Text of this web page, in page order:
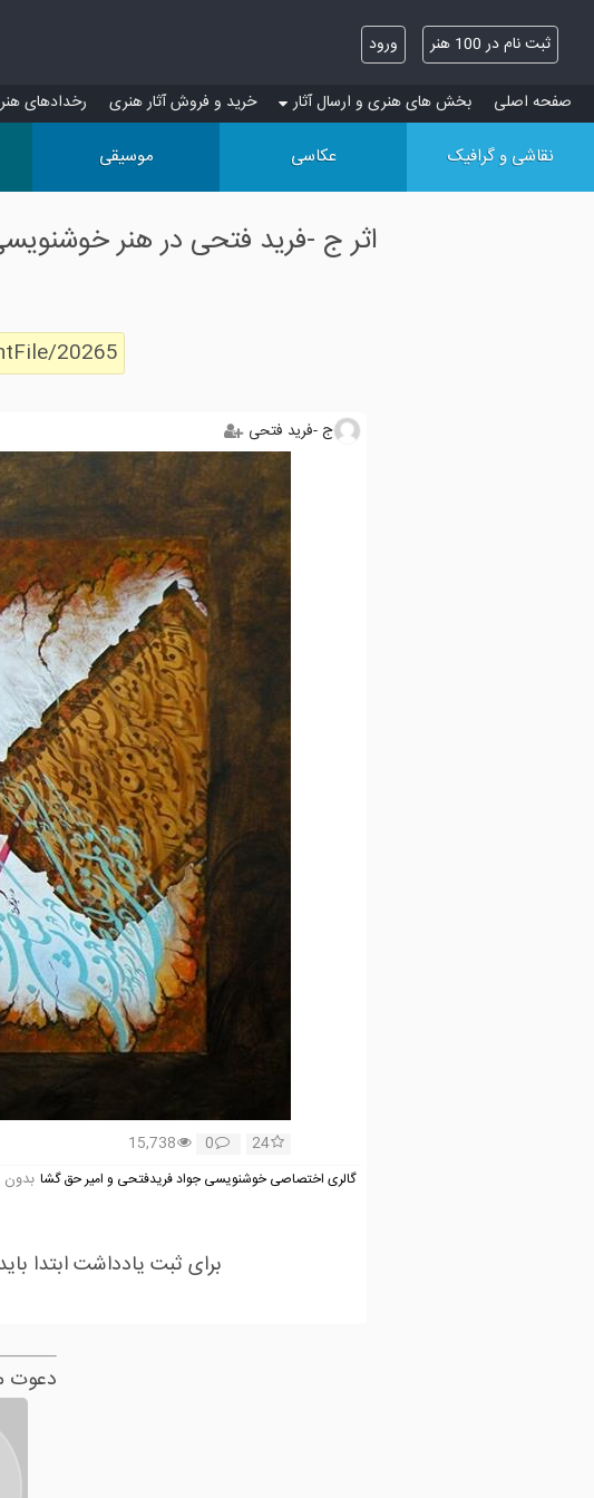
ثبت نام در 100 هنر ورود
صفحه اصلی بخش های هنری و ارسال آثار خرید و فروش آثار هنری رخدادهای
نقاشی و گرافیک عکاسی موسیقی
اثر ج -فرید فتحی در هنر
20265
ج -فرید فتحی
24
0
15,738
گالری اختصاصی خوشنویسی جواد فریدفتحی و امیر حق گشا بدون
برای ثبت یادداشت ابتدا
دعوت